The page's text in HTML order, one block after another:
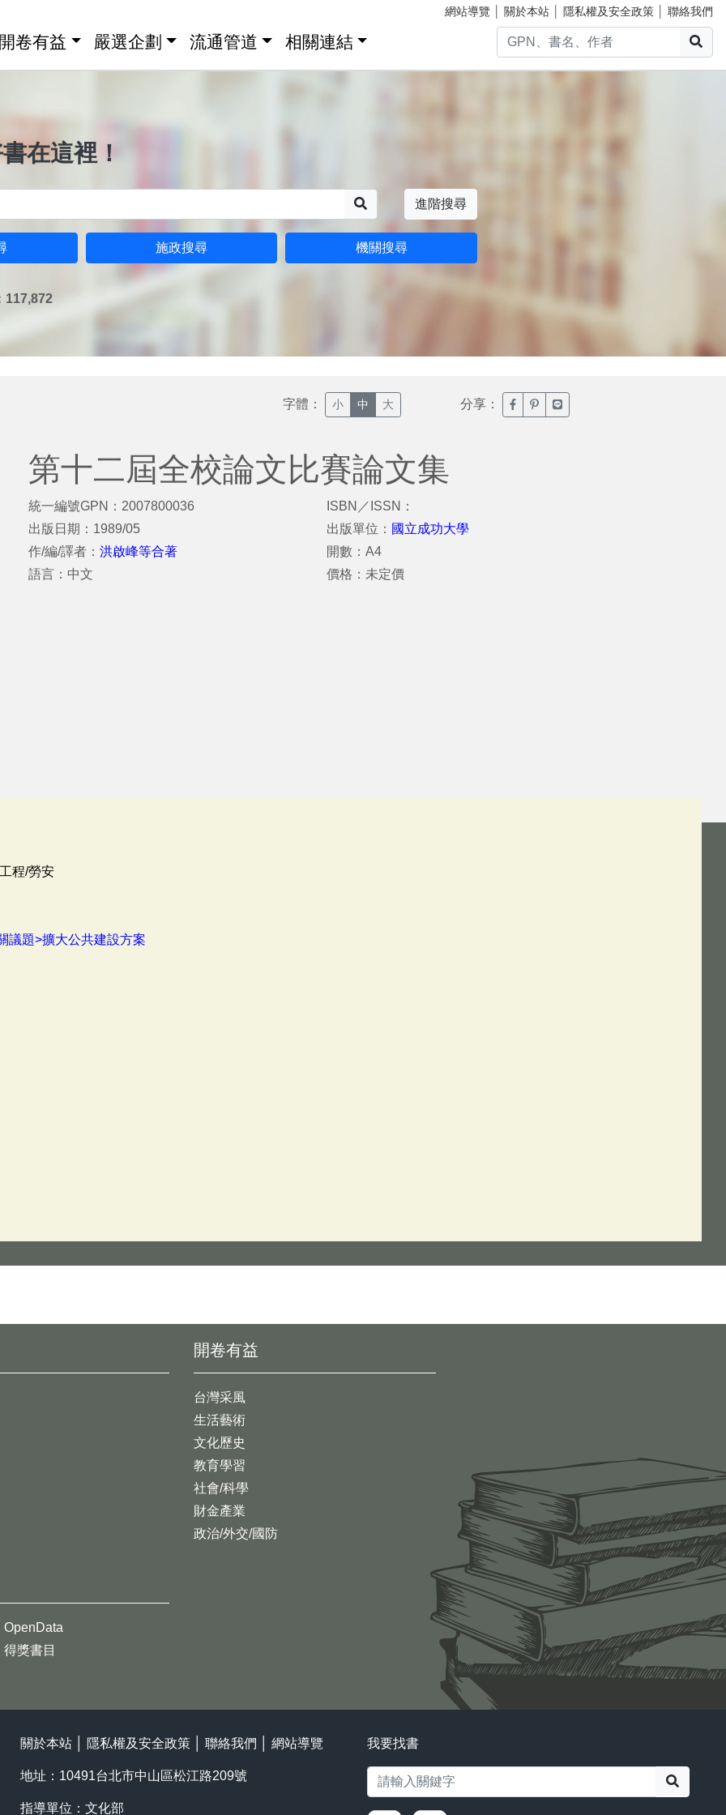
網站導覽 關於本站 隱私權及安全政策 聯絡我們
卷有益 嚴選企劃 流通管道 相關連結
在這裡！
進階搜尋
施政搜尋 機關搜尋
117,872
字體： 小 中 大 分享： 臉書分享(另開新視窗)
噗浪分享(另開新視窗)
Line分享(另開新視窗)
第十二屆全校論文比賽論文集
統一編號GPN：2007800036
出版日期：1989/05
作/編/譯者： 洪啟峰等合著
語言：中文
ISBN／ISSN：
出版單位： 國立成功大學
開數：A4
價格：未定價
程/勞安
議題>擴大公共建設方案
開卷有益
台灣采風
生活藝術
文化歷史
教育學習
社會/科學
財金產業
政治/外交/國防
OpenData
得獎書目
關於本站 隱私權及安全政策 聯絡我們 網站導覽
地址：10491台北市中山區松江路209號
指導單位：文化部
我要找書